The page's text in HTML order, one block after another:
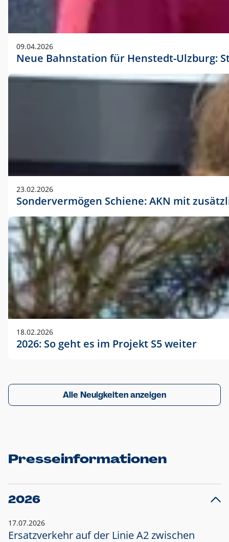
09.04.2026
Neue Bahnstation für Henstedt-Ulzburg:
23.02.2026
Sondervermögen Schiene: AKN mit
18.02.2026
2026: So geht es im Projekt S5 weiter
Alle Neuigkeiten anzeigen
Presseinformationen
2026
17.07.2026
Ersatzverkehr auf der Linie A2 zwischen